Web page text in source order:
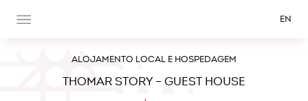
EN
ALOJAMENTO LOCAL E HOSPEDAGEM
THOMAR STORY – GUEST HOUSE